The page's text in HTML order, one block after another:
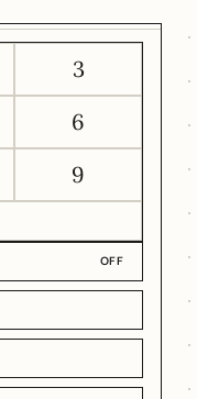
3
6
9
OFF